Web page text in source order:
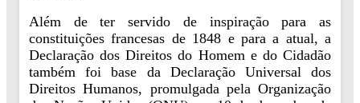
Além de ter servido de inspiração para as
constituições francesas de 1848 e para a atual, a
Declaração dos Direitos do Homem e do Cidadão
também foi base da Declaração Universal dos
Direitos Humanos, promulgada pela Organização